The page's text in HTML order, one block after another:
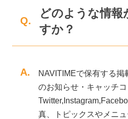
Q.
どのような情報
すか？
A.
NAVITIMEで保有する
のお知らせ・キャッチコ
真、トピックスやメニ